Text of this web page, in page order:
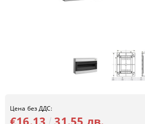
Цена без ДДС:
€16.13 31.55 лв.